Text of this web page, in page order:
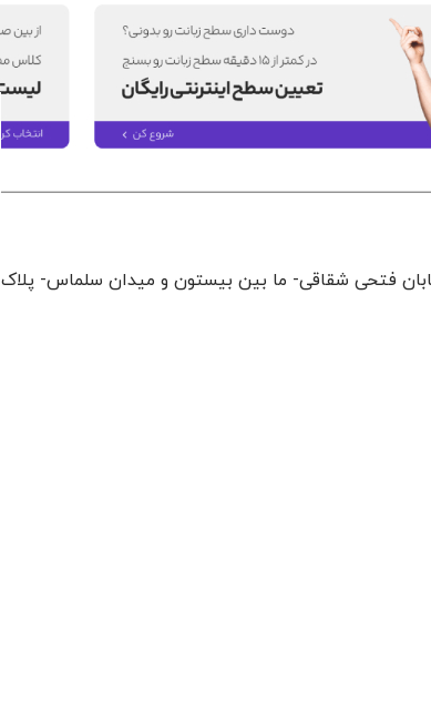
فتحی شقاقی- ما بین بیستون و میدان سلماس- پلاک 100